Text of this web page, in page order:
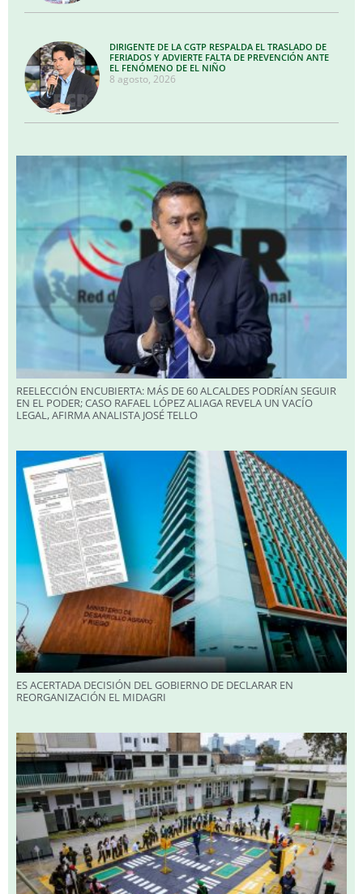
DIRIGENTE DE LA CGTP RESPALDA EL TRASLADO DE
FERIADOS Y ADVIERTE FALTA DE PREVENCIÓN ANTE
EL FENÓMENO DE EL NIÑO
8 agosto, 2026
REELECCIÓN ENCUBIERTA: MÁS DE 60 ALCALDES PODRÍAN SEGUIR
EN EL PODER; CASO RAFAEL LÓPEZ ALIAGA REVELA UN VACÍO
LEGAL, AFIRMA ANALISTA JOSÉ TELLO
ES ACERTADA DECISIÓN DEL GOBIERNO DE DECLARAR EN
REORGANIZACIÓN EL MIDAGRI